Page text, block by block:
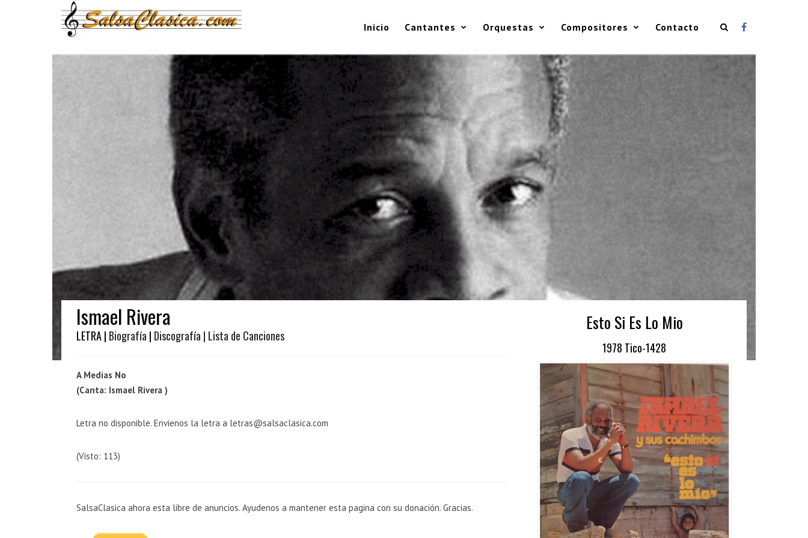
Inicio Cantantes Orquestas Compositores Contacto
Ismael Rivera
LETRA | Biografía | Discografía | Lista de Canciones
A Medias No
(Canta: Ismael Rivera )
Letra no disponible. Envienos la letra a letras@salsaclasica.com
(Visto: 113)
SalsaClasica ahora esta libre de anuncios. Ayudenos a mantener esta pagina con su donación. Gracias.
Esto Si Es Lo Mio
1978 Tico-1428